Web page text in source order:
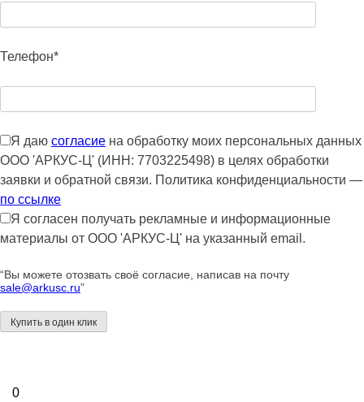
Телефон*
Я даю согласие на обработку моих персональных данных
ООО 'АРКУС-Ц' (ИНН: 7703225498) в целях обработки
заявки и обратной связи. Политика конфиденциальности —
по ссылке
Я согласен получать рекламные и информационные
материалы от ООО 'АРКУС-Ц' на указанный email.
“Вы можете отозвать своё согласие, написав на почту
sale@arkusc.ru”
0